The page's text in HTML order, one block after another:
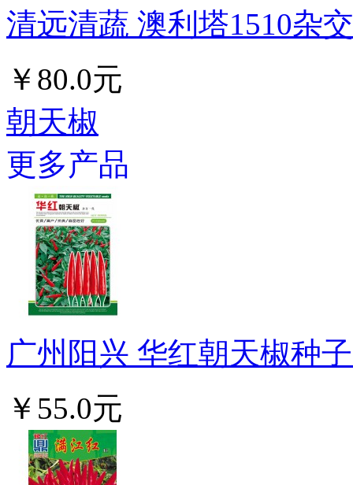
清远清蔬 澳利塔1510杂
￥80.0元
朝天椒
更多产品
广州阳兴 华红朝天椒种
￥55.0元